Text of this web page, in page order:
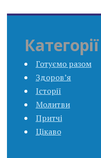
Категорії
Готуємо разом
Здоров’я
Історії
Молитви
Притчі
Цікаво